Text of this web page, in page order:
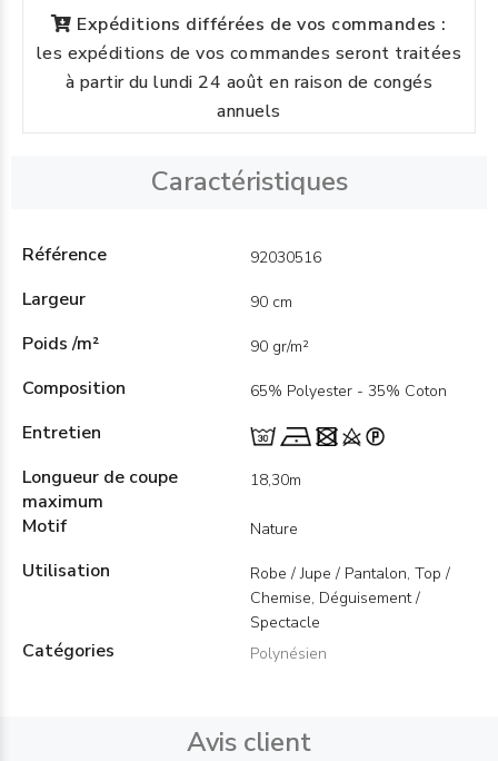
Expéditions différées de vos commandes :
les expéditions de vos commandes seront traitées
à partir du lundi 24 août en raison de congés
annuels
Caractéristiques
Référence 92030516
Largeur 90 cm
Poids /m² 90 gr/m²
Composition 65% Polyester - 35% Coton
Entretien
Longueur de coupe
maximum
18,30m
Motif Nature
Utilisation
Robe / Jupe / Pantalon, Top /
Chemise, Déguisement /
Spectacle
Catégories Polynésien
Avis client